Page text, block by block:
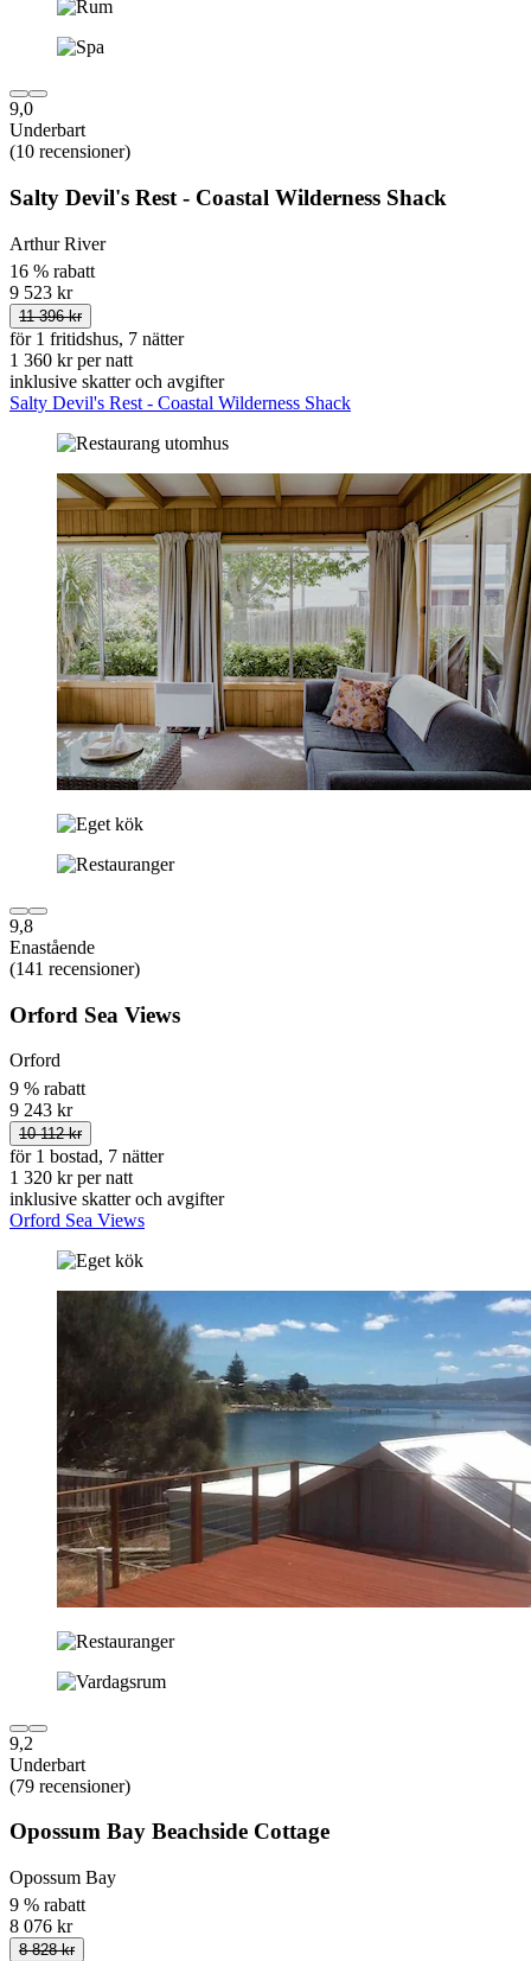
9,0
Underbart
(10 recensioner)
Salty Devil's Rest - Coastal Wilderness Shack
Arthur River
16 % rabatt
9 523 kr
11 396 kr
för 1 fritidshus, 7 nätter
1 360 kr per natt
inklusive skatter och avgifter
Salty Devil's Rest - Coastal Wilderness Shack
9,8
Enastående
(141 recensioner)
Orford Sea Views
Orford
9 % rabatt
9 243 kr
10 112 kr
för 1 bostad, 7 nätter
1 320 kr per natt
inklusive skatter och avgifter
Orford Sea Views
9,2
Underbart
(79 recensioner)
Opossum Bay Beachside Cottage
Opossum Bay
9 % rabatt
8 076 kr
8 828 kr